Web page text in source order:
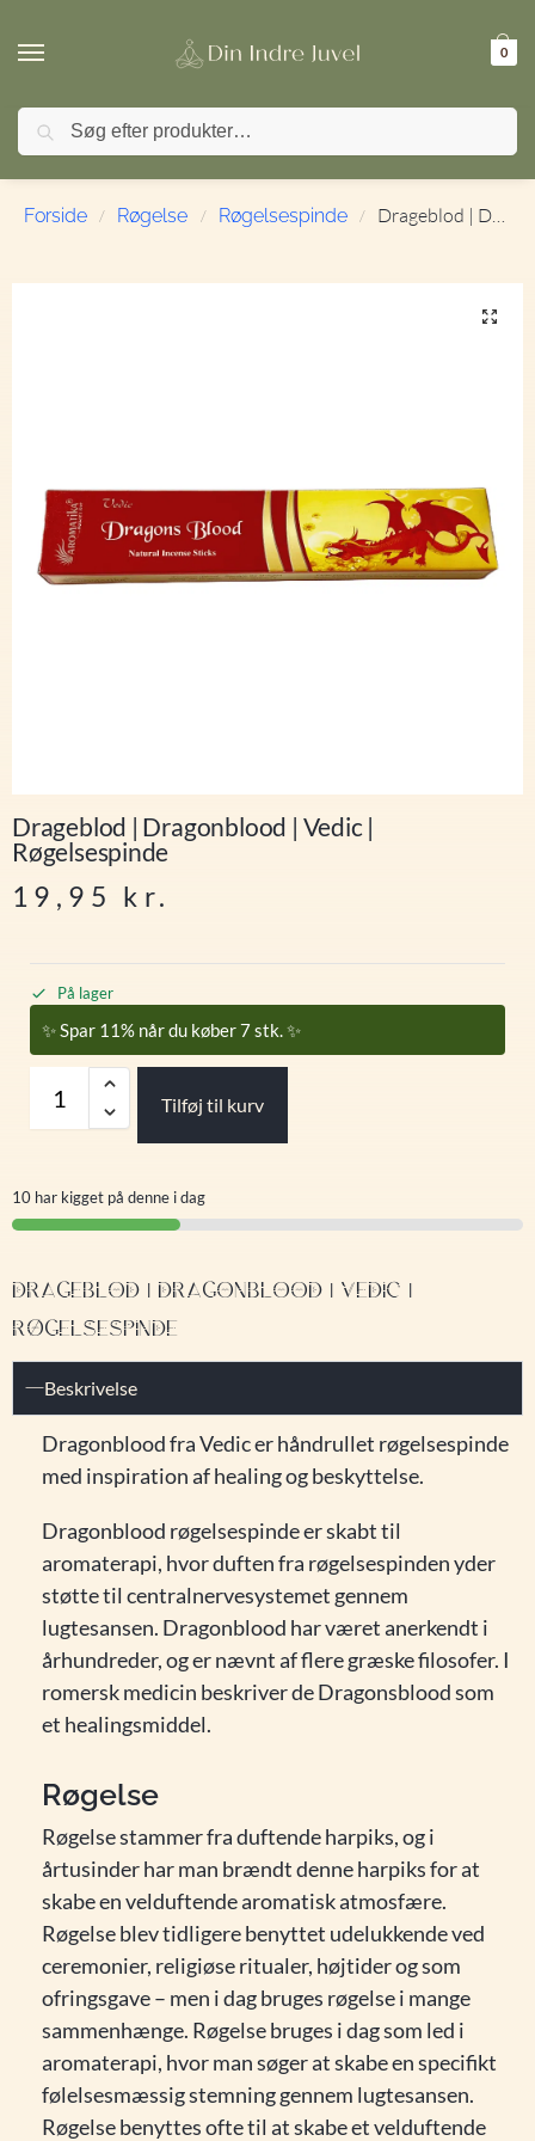
0
🚚 FRI FRAGT ved køb over 499,- | ⭐ TrustPilot 4,9 /
Forside / Røgelse / Røgelsespinde / Drageblod | Dragonblood | Vedic | Røgelsespinde
Drageblod | Dragonblood | Vedic |
Røgelsespinde
19,95 kr.
På lager
✨ Spar 11% når du køber 7 stk. ✨
Tilføj til kurv
10 har kigget på denne i dag
DRAGEBLOD | DRAGONBLOOD | VEDIC |
RØGELSESPINDE
Beskrivelse
Dragonblood fra Vedic er håndrullet røgelsespinde
med inspiration af healing og beskyttelse.
Dragonblood røgelsespinde er skabt til
aromaterapi, hvor duften fra røgelsespinden yder
støtte til centralnervesystemet gennem
lugtesansen. Dragonblood har været anerkendt i
århundreder, og er nævnt af flere græske filosofer. I
romersk medicin beskriver de Dragonsblood som
et healingsmiddel.
Røgelse
Røgelse stammer fra duftende harpiks, og i
årtusinder har man brændt denne harpiks for at
skabe en velduftende aromatisk atmosfære.
Røgelse blev tidligere benyttet udelukkende ved
ceremonier, religiøse ritualer, højtider og som
ofringsgave – men i dag bruges røgelse i mange
sammenhænge. Røgelse bruges i dag som led i
aromaterapi, hvor man søger at skabe en specifikt
følelsesmæssig stemning gennem lugtesansen.
Røgelse benyttes ofte til at skabe et velduftende